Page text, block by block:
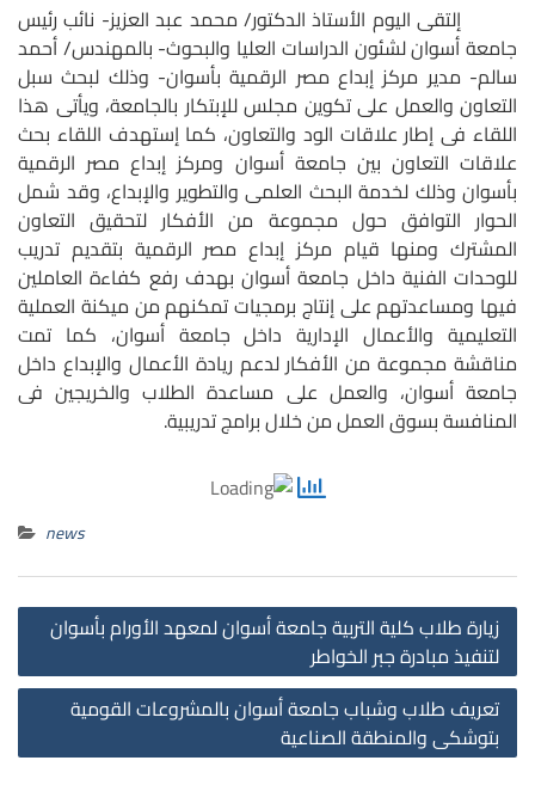
إلتقى اليوم الأستاذ الدكتور/ محمد عبد العزيز- نائب رئيس
جامعة أسوان لشئون الدراسات العليا والبحوث- بالمهندس/ أحمد
سالم- مدير مركز إبداع مصر الرقمية بأسوان- وذلك لبحث سبل
التعاون والعمل على تكوين مجلس للإبتكار بالجامعة، ويأتى هذا
اللقاء فى إطار علاقات الود والتعاون، كما إستهدف اللقاء بحث
علاقات التعاون بين جامعة أسوان ومركز إبداع مصر الرقمية
بأسوان وذلك لخدمة البحث العلمى والتطوير والإبداع، وقد شمل
الحوار التوافق حول مجموعة من الأفكار لتحقيق التعاون
المشترك ومنها قيام مركز إبداع مصر الرقمية بتقديم تدريب
للوحدات الفنية داخل جامعة أسوان بهدف رفع كفاءة العاملين
فيها ومساعدتهم على إنتاج برمجيات تمكنهم من ميكنة العملية
التعليمية والأعمال الإدارية داخل جامعة أسوان، كما تمت
مناقشة مجموعة من الأفكار لدعم ريادة الأعمال والإبداع داخل
جامعة أسوان، والعمل على مساعدة الطلاب والخريجين فى
المنافسة بسوق العمل من خلال برامج تدريبية.
news
زيارة طلاب كلية التربية جامعة أسوان لمعهد الأورام بأسوان
لتنفيذ مبادرة جبر الخواطر
تعريف طلاب وشباب جامعة أسوان بالمشروعات القومية
بتوشكى والمنطقة الصناعية